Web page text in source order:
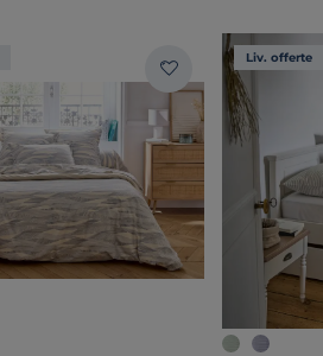
Liv. offerte